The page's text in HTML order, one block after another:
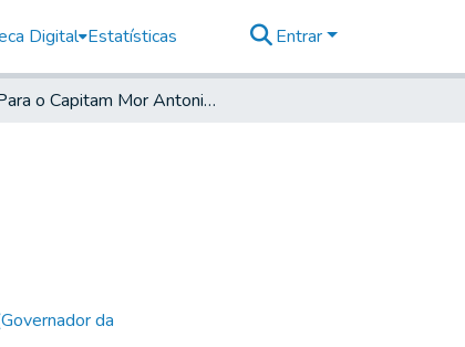
Digital Estatísticas Entrar
Para o Capitam Mor Antonio Correia Pinto
da